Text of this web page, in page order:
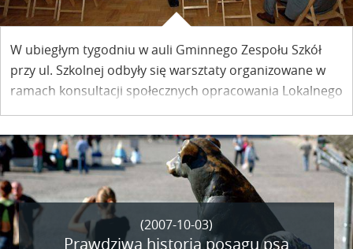
W ubiegłym tygodniu w auli Gminnego Zespołu Szkół
przy ul. Szkolnej odbyły się warsztaty organizowane w
ramach konsultacji społecznych opracowania Lokalnego
Programu Rewitalizacji Miasta. Firma Eko Gelo, która te
warsztaty poprowadziła, będzie opracowywać program
rewitalizacji dla Kazimierza Dolnego.
(2007-10-03)
Prawdziwa historia posągu psa